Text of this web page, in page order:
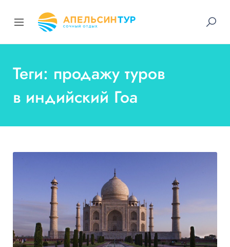
Теги: продажу туров
в индийский Гоа